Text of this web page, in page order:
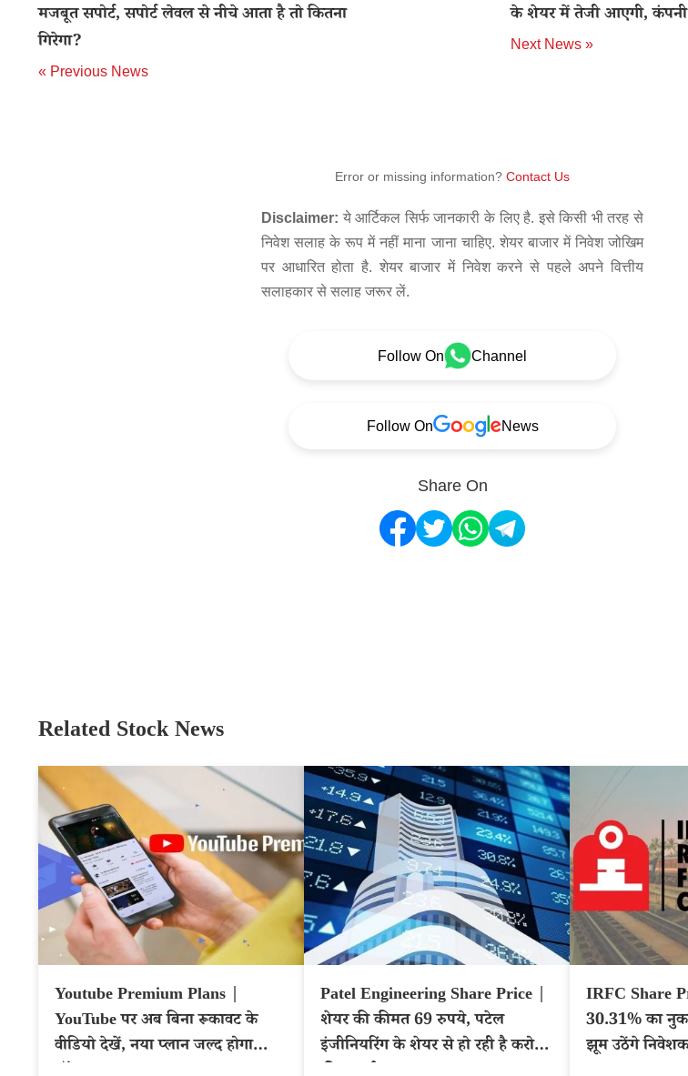
मजबूत सपोर्ट, सपोर्ट लेवल से नीचे आता है तो कितना
गिरेगा?
« Previous News
के शेयर में तेजी आएगी,
Next News »
Error or missing information? Contact Us
Disclaimer: ये आर्टिकल सिर्फ जानकारी के लिए है. इसे किसी भी तरह से
निवेश सलाह के रूप में नहीं माना जाना चाहिए. शेयर बाजार में निवेश जोखिम
पर आधारित होता है. शेयर बाजार में निवेश करने से पहले अपने वित्तीय
सलाहकार से सलाह जरूर लें.
Follow On Channel
Follow On News
Share On
Related Stock News
Youtube Premium Plans |
YouTube पर अब बिना रूकावट के
वीडियो देखें, नया प्लान जल्द होगा
Patel Engineering Share Price |
शेयर की कीमत 69 रुपये, पटेल
इंजीनियरिंग के शेयर से हो रही है करोड़ों
IRFC Share
30.31% का
झूम उठेंगे